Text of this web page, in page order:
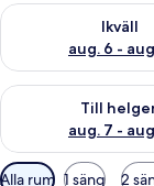
Ikväll
aug. 6 -
Kontrollera
Till
aug. 7 -
Kontrollera
Tillgängliga
Alla rum 1 säng 2